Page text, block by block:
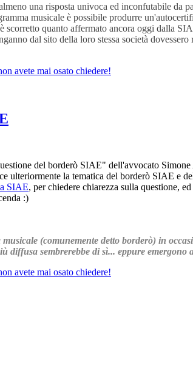
una risposta univoca ed inconfutabile da
musicale è possibile produrre
scorretto quanto affermato ancora oggi dalla
dal sito della loro stessa società
avete mai osato chiedere!
del borderò SIAE" dell'avvocato
ulteriormente la tematica del borderò SIAE
SIAE, per chiedere chiarezza sulla questione, ed
:)
(comunemente detto borderò) in
diffusa sembrerebbe di sì... eppure
avete mai osato chiedere!